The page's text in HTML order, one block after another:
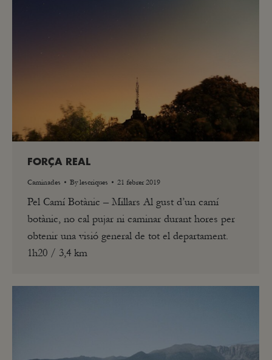
FORÇA REAL
Caminades Bylescriques 21 febrer 2019
Pel Camí Botànic – Millars Al gust d’un camí
botànic, no cal pujar ni caminar durant hores per
obtenir una visió general de tot el departament.
1h20 / 3,4 km